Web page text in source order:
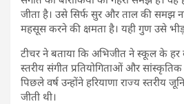
जीता है। उसे सिर्फ सुर और ताल की समझ
महसूस करने की क्षमता है। यही गुण उसे
टीचर ने बताया कि अभिजीत ने स्कूल के हर
स्तरीय संगीत प्रतियोगिताओं और
पिछले वर्ष उन्होंने हरियाणा राज्य स्तरीय
जीती थी।